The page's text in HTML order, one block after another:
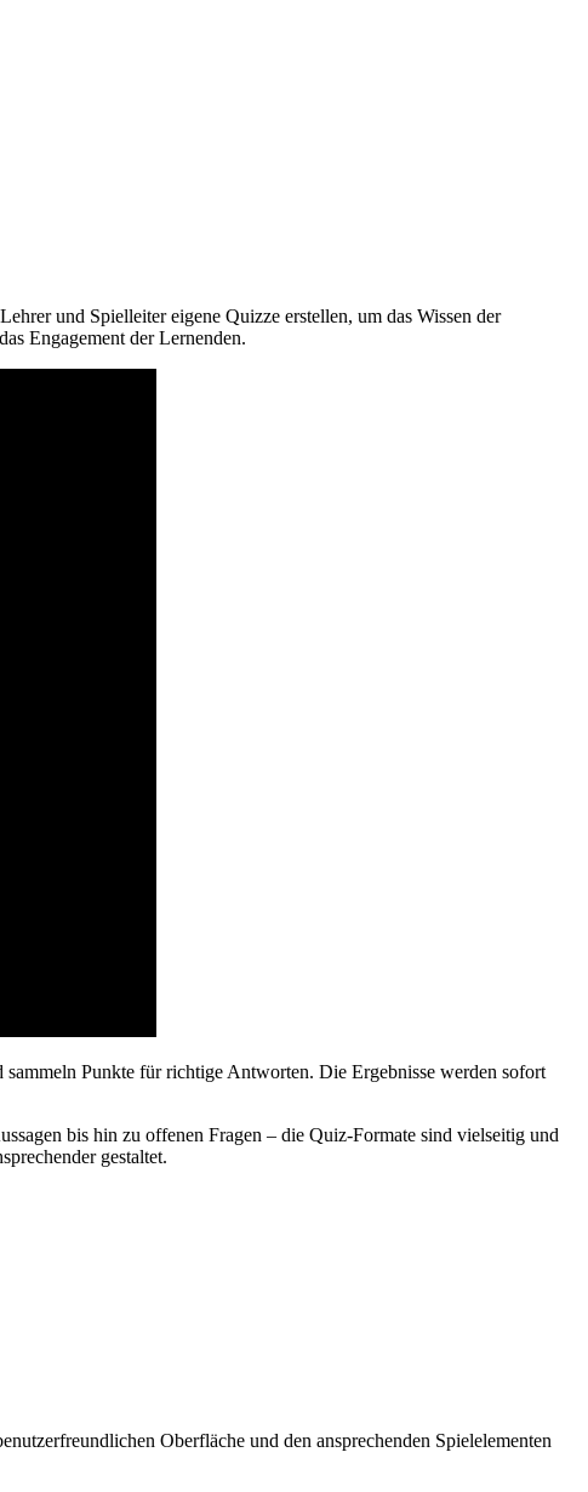
und Spielleiter eigene Quizze erstellen, um das Wissen der
Engagement der Lernenden.
Punkte für richtige Antworten. Die Ergebnisse werden sofort
bis hin zu offenen Fragen – die Quiz-Formate sind vielseitig und
gestaltet.
Oberfläche und den ansprechenden Spielelementen